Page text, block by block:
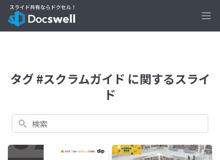
タグ #スクラムガイド に関するスライ
ド
検索